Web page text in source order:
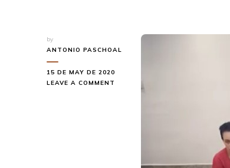
by
ANTONIO PASCHOAL
15 DE MAY DE 2020
LEAVE A COMMENT